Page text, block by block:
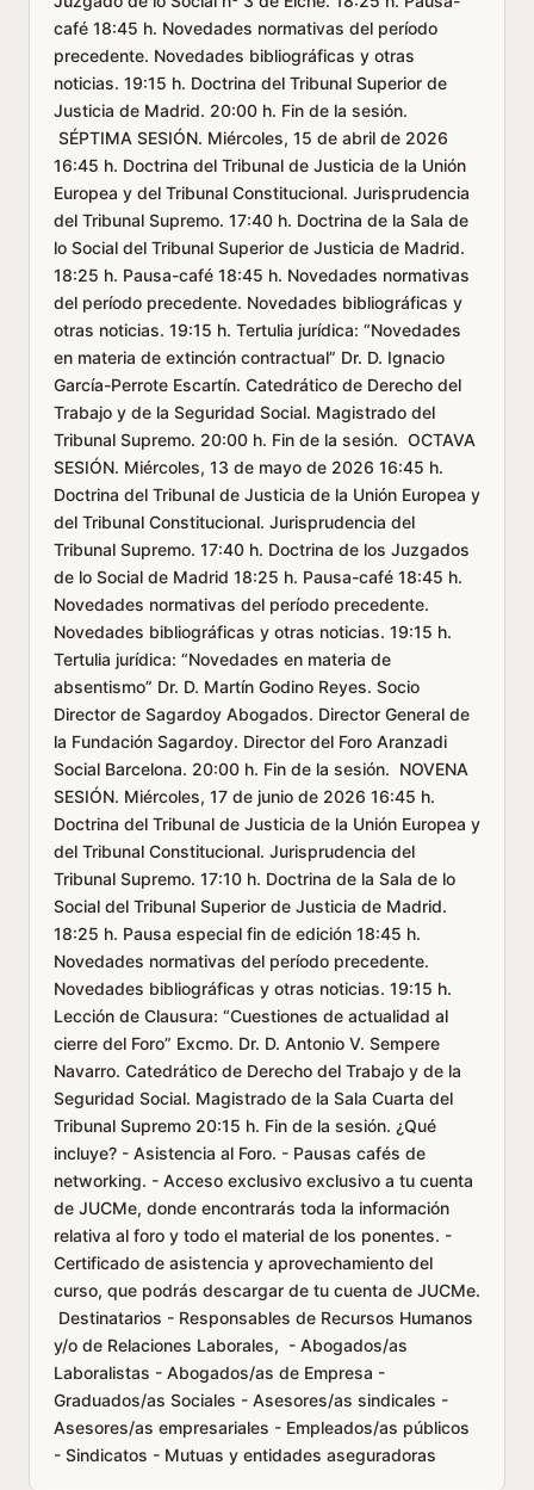
café 18:45 h. Novedades normativas del período
precedente. Novedades bibliográficas y otras
noticias. 19:15 h. Doctrina del Tribunal Superior de
Justicia de Madrid. 20:00 h. Fin de la sesión.
SÉPTIMA SESIÓN. Miércoles, 15 de abril de 2026
16:45 h. Doctrina del Tribunal de Justicia de la Unión
Europea y del Tribunal Constitucional. Jurisprudencia
del Tribunal Supremo. 17:40 h. Doctrina de la Sala de
lo Social del Tribunal Superior de Justicia de Madrid.
18:25 h. Pausa-café 18:45 h. Novedades normativas
del período precedente. Novedades bibliográficas y
otras noticias. 19:15 h. Tertulia jurídica: “Novedades
en materia de extinción contractual” Dr. D. Ignacio
García-Perrote Escartín. Catedrático de Derecho del
Trabajo y de la Seguridad Social. Magistrado del
Tribunal Supremo. 20:00 h. Fin de la sesión. OCTAVA
SESIÓN. Miércoles, 13 de mayo de 2026 16:45 h.
Doctrina del Tribunal de Justicia de la Unión Europea y
del Tribunal Constitucional. Jurisprudencia del
Tribunal Supremo. 17:40 h. Doctrina de los Juzgados
de lo Social de Madrid 18:25 h. Pausa-café 18:45 h.
Novedades normativas del período precedente.
Novedades bibliográficas y otras noticias. 19:15 h.
Tertulia jurídica: “Novedades en materia de
absentismo” Dr. D. Martín Godino Reyes. Socio
Director de Sagardoy Abogados. Director General de
la Fundación Sagardoy. Director del Foro Aranzadi
Social Barcelona. 20:00 h. Fin de la sesión. NOVENA
SESIÓN. Miércoles, 17 de junio de 2026 16:45 h.
Doctrina del Tribunal de Justicia de la Unión Europea y
del Tribunal Constitucional. Jurisprudencia del
Tribunal Supremo. 17:10 h. Doctrina de la Sala de lo
Social del Tribunal Superior de Justicia de Madrid.
18:25 h. Pausa especial fin de edición 18:45 h.
Novedades normativas del período precedente.
Novedades bibliográficas y otras noticias. 19:15 h.
Lección de Clausura: “Cuestiones de actualidad al
cierre del Foro” Excmo. Dr. D. Antonio V. Sempere
Navarro. Catedrático de Derecho del Trabajo y de la
Seguridad Social. Magistrado de la Sala Cuarta del
Tribunal Supremo 20:15 h. Fin de la sesión. ¿Qué
incluye? - Asistencia al Foro. - Pausas cafés de
networking. - Acceso exclusivo exclusivo a tu cuenta
de JUCMe, donde encontrarás toda la información
relativa al foro y todo el material de los ponentes. -
Certificado de asistencia y aprovechamiento del
curso, que podrás descargar de tu cuenta de JUCMe.
Destinatarios - Responsables de Recursos Humanos
y/o de Relaciones Laborales, - Abogados/as
Laboralistas - Abogados/as de Empresa -
Graduados/as Sociales - Asesores/as sindicales -
Asesores/as empresariales - Empleados/as públicos
- Sindicatos - Mutuas y entidades aseguradoras